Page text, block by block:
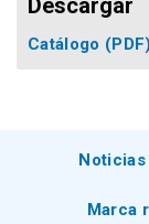
Catálogo (PDF)
Noticias
Marca